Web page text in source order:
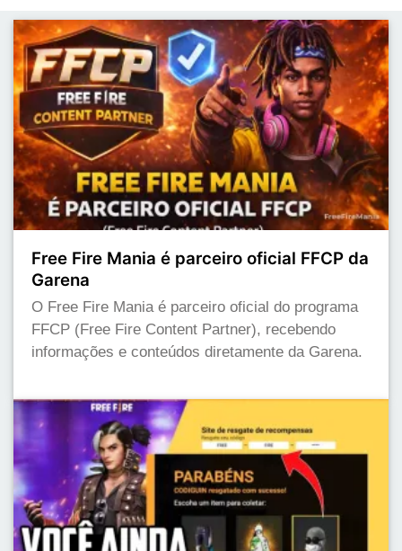
Free Fire Mania é parceiro oficial FFCP da
Garena
O Free Fire Mania é parceiro oficial do programa
FFCP (Free Fire Content Partner), recebendo
informações e conteúdos diretamente da Garena.